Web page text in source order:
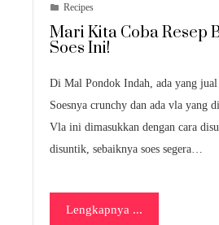
Recipes
Mari Kita Coba Resep
Soes Ini!
Di Mal Pondok Indah, ada yang jual
Soesnya crunchy dan ada vla yang
Vla ini dimasukkan dengan cara
disuntik, sebaiknya soes segera…
Lengkapnya ...